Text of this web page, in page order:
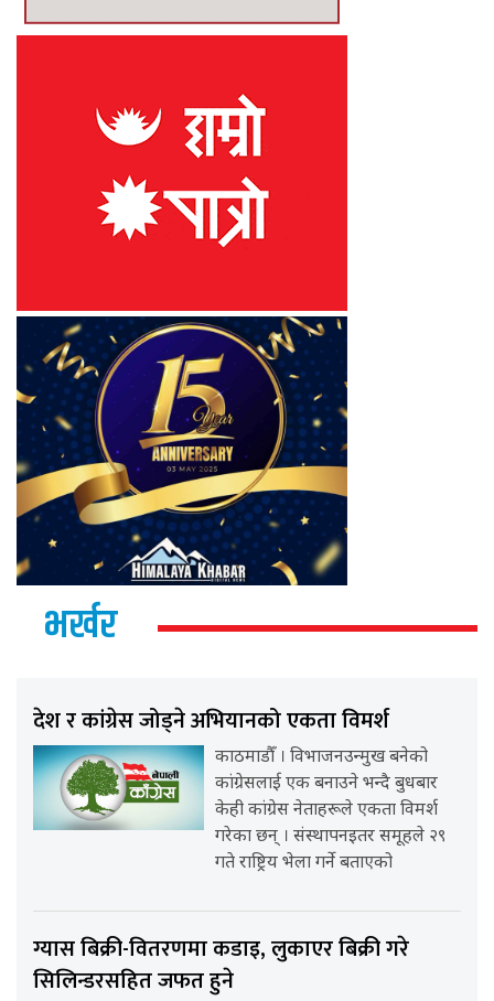
भर्खर
देश र कांग्रेस जोड्ने अभियानको एकता विमर्श
काठमाडौँ । विभाजनउन्मुख बनेको
कांग्रेसलाई एक बनाउने भन्दै बुधबार
केही कांग्रेस नेताहरूले एकता विमर्श
गरेका छन् । संस्थापनइतर समूहले २९
गते राष्ट्रिय भेला गर्ने बताएको
ग्यास बिक्री-वितरणमा कडाइ, लुकाएर बिक्री गरे
सिलिन्डरसहित जफत हुने